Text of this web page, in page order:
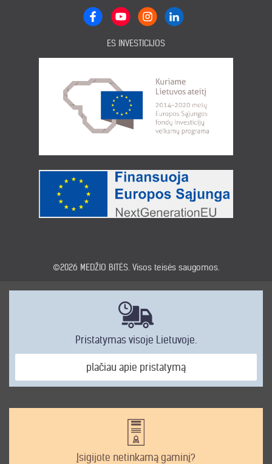
ES INVESTICIJOS
©2026 MEDŽIO BITĖS. Visos teisės saugomos.
Pristatymas visoje Lietuvoje.
plačiau apie pristatymą
Įsigijote netinkamą gaminį?